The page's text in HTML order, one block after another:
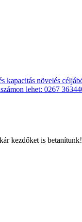
kezdőket is betanítunk!